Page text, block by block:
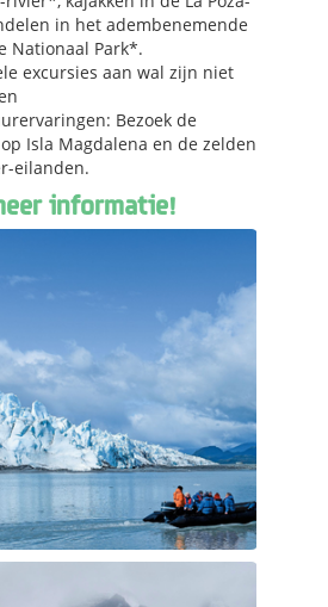
in het adembenemende
Nationaal Park*.
excursies aan wal zijn niet
Bezoek de
Isla Magdalena en de zelden
eilanden.
informatie!